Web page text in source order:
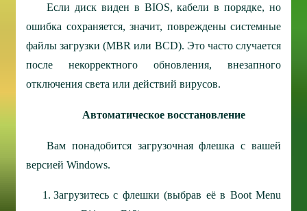
Если диск виден в BIOS, кабели в порядке, но
ошибка сохраняется, значит, повреждены системные
файлы загрузки (MBR или BCD). Это часто случается
после некорректного обновления, внезапного
отключения света или действий вирусов.
Автоматическое восстановление
Вам понадобится загрузочная флешка с вашей
версией Windows.
Загрузитесь с флешки (выбрав её в Boot Menu